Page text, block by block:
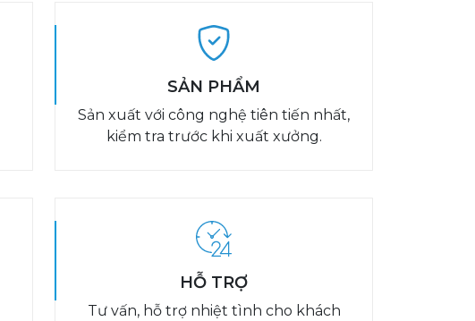
SẢN PHẨM
Sản xuất với công nghệ tiên tiến nhất,
kiểm tra trước khi xuất xưởng.
HỖ TRỢ
Tư vấn, hỗ trợ nhiệt tình cho khách